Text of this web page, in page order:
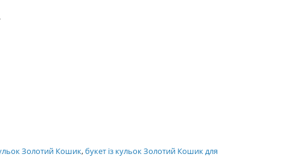
Золотий Кошик,букет із кульок Золотий Кошик для